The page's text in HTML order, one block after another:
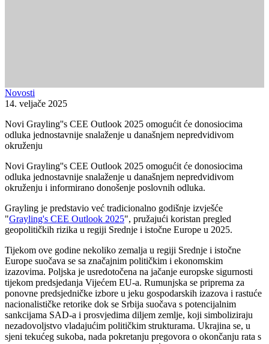
Novosti
14. veljače 2025
Novi Grayling''s CEE Outlook 2025 omogućit će donosiocima
odluka jednostavnije snalaženje u današnjem nepredvidivom
okruženju
Novi Grayling''s CEE Outlook 2025 omogućit će donosiocima
odluka jednostavnije snalaženje u današnjem nepredvidivom
okruženju i informirano donošenje poslovnih odluka.
Grayling je predstavio već tradicionalno godišnje izvješće
"Grayling's CEE Outlook 2025", pružajući koristan pregled
geopolitičkih rizika u regiji Srednje i istočne Europe u 2025.
Tijekom ove godine nekoliko zemalja u regiji Srednje i istočne
Europe suočava se sa značajnim političkim i ekonomskim
izazovima. Poljska je usredotočena na jačanje europske sigurnosti
tijekom predsjedanja Vijećem EU-a. Rumunjska se priprema za
ponovne predsjedničke izbore u jeku gospodarskih izazova i rastuće
nacionalističke retorike dok se Srbija suočava s potencijalnim
sankcijama SAD-a i prosvjedima diljem zemlje, koji simboliziraju
nezadovoljstvo vladajućim političkim strukturama. Ukrajina se, u
sjeni tekućeg sukoba, nada pokretanju pregovora o okončanju rata s